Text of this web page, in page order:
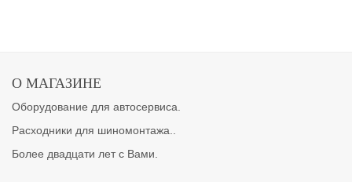
О МАГАЗИНЕ
Оборудование для автосервиса.
Расходники для шиномонтажа..
Более двадцати лет с Вами.